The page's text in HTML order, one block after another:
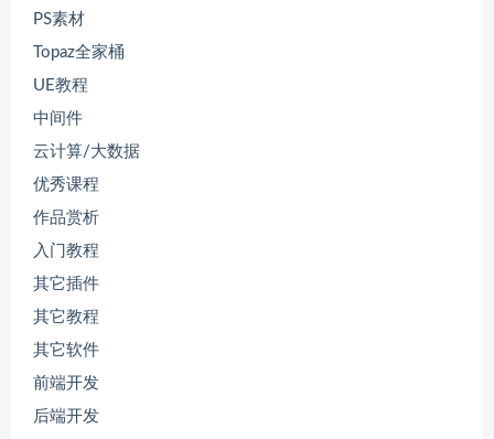
PS素材
Topaz全家桶
UE教程
中间件
云计算/大数据
优秀课程
作品赏析
入门教程
其它插件
其它教程
其它软件
前端开发
后端开发